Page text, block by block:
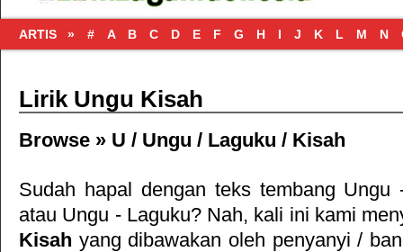
ARTIS » # A B C D E F G H I J K L M N
Lirik Ungu Kisah
Browse » U / Ungu / Laguku / Kisah
Sudah hapal dengan teks tembang Ungu
atau Ungu - Laguku? Nah, kali ini kami
Kisah yang dibawakan oleh penyanyi /